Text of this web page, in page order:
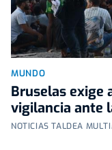
MUNDO
Bruselas exige
vigilancia ante
NOTICIAS TALDEA